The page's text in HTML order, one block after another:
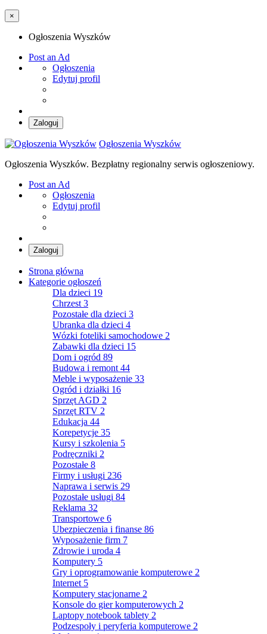
×
Ogłoszenia Wyszków
Post an Ad
Ogłoszenia
Edytuj profil
Zaloguj
Ogłoszenia Wyszków
Ogłoszenia Wyszków. Bezpłatny regionalny serwis ogłoszeniowy.
Post an Ad
Ogłoszenia
Edytuj profil
Zaloguj
Strona główna
Kategorie ogłoszeń
Dla dzieci 19
Chrzest 3
Pozostałe dla dzieci 3
Ubranka dla dzieci 4
Wózki foteliki samochodowe 2
Zabawki dla dzieci 15
Dom i ogród 89
Budowa i remont 44
Meble i wyposażenie 33
Ogród i działki 16
Sprzęt AGD 2
Sprzęt RTV 2
Edukacja 44
Korepetycje 35
Kursy i szkolenia 5
Podręczniki 2
Pozostałe 8
Firmy i usługi 236
Naprawa i serwis 29
Pozostałe usługi 84
Reklama 32
Transportowe 6
Ubezpieczenia i finanse 86
Wyposażenie firm 7
Zdrowie i uroda 4
Komputery 5
Gry i oprogramowanie komputerowe 2
Internet 5
Komputery stacjonarne 2
Konsole do gier komputerowych 2
Laptopy notebook tablety 2
Podzespoły i peryferia komputerowe 2